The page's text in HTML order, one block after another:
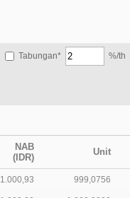
Tabungan* %/th
NAB
(IDR)
Unit
1.000,93 999,0756